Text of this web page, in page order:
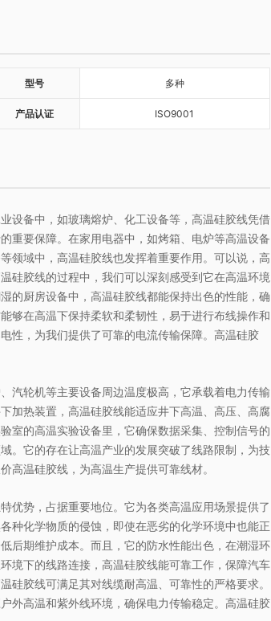
型号 多种
产品认证 ISO9001
设备中，如玻璃熔炉、化工设备等，高温硅胶线凭借
重要保障。在家用电器中，如烤箱、电炉等高温设备
领域中，高温硅胶线也发挥着重要作用。可以说，高
硅胶线的过程中，我们可以深刻感受到它在高温环境
的厨房设备中，高温硅胶线都能保持出色的性能，确
够在高温下保持柔软和柔韧性，易于进行布线操作和
性，为我们提供了可靠的电流传输保障。高温硅胶
汽轮机等主要设备周边温度极高，它承载着电力传输
加热装置，高温硅胶线能适应井下高温、高压、高腐
室的高温实验设备里，它确保数据采集、控制信号的
。它的存在让高温产业的发展突破了线路限制，为技
高温硅胶线，为高温生产提供可靠线材。
优势，占据重要地位。它为各类高温应用场景提供了
种化学物质的侵蚀，即使在恶劣的化学环境中也能正
后期维护成本。而且，它的防水性能出色，在潮湿环
境下的线路连接，高温硅胶线能可靠工作，保障汽车
硅胶线可满足其对线缆耐高温、可靠性的严格要求。
外高温和紫外线环境，确保电力传输稳定。高温硅胶
限公司
限公司位于上海市
室,工厂位于浙江嘉
经验丰富的工业机
工业控制机箱,接线
品研发和生产,提供
,深受中...
料科技有限公司
料科技有限公司坐
雁荡山，交通便利
建于2007年，是国
产设备、研发和热
体的高新技术...
技有限公司
技有限公司成立于2
进半导体激光技术
、生产和推广，在
备的研发生产销售
槽切割加工服务。